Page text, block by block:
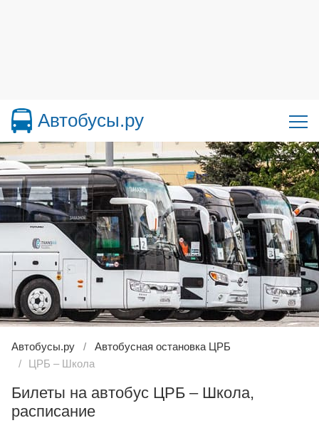
Автобусы.ру
Автобусы.ру
Автобусная остановка ЦРБ
ЦРБ – Школа
Билеты на автобус ЦРБ – Школа,
расписание